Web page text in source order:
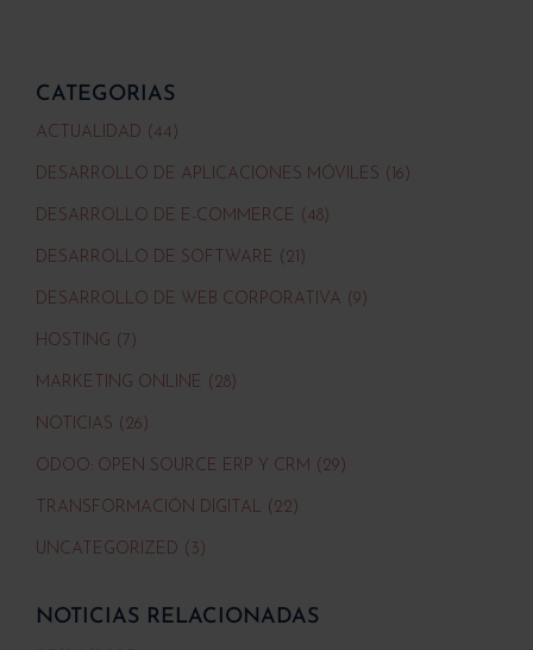
CATEGORIAS
ACTUALIDAD (44)
DESARROLLO DE APLICACIONES MÓVILES (16)
DESARROLLO DE E-COMMERCE (48)
DESARROLLO DE SOFTWARE (21)
DESARROLLO DE WEB CORPORATIVA (9)
HOSTING (7)
MARKETING ONLINE (28)
NOTICIAS (26)
ODOO: OPEN SOURCE ERP Y CRM (29)
TRANSFORMACIÓN DIGITAL (22)
UNCATEGORIZED (3)
NOTICIAS RELACIONADAS